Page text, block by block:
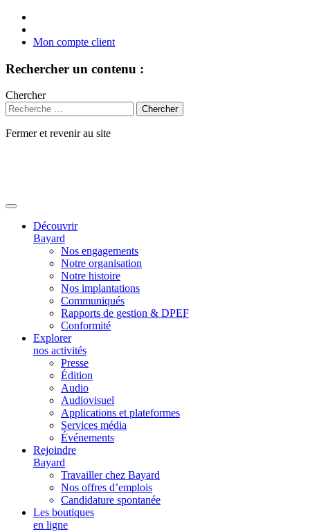
Mon compte client
Rechercher un contenu :
Chercher
Fermer et revenir au site
Découvrir
Bayard
Nos engagements
Notre organisation
Notre histoire
Nos implantations
Communiqués
Rapports de gestion & DPEF
Conformité
Explorer
nos activités
Presse
Édition
Audio
Audiovisuel
Applications et plateformes
Services média
Événements
Rejoindre
Bayard
Travailler chez Bayard
Nos offres d’emplois
Candidature spontanée
Les boutiques
en ligne